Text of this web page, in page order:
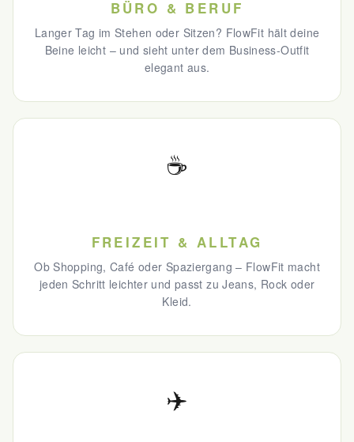
BÜRO & BERUF
Langer Tag im Stehen oder Sitzen? FlowFit hält deine
Beine leicht – und sieht unter dem Business-Outfit
elegant aus.
☕
FREIZEIT & ALLTAG
Ob Shopping, Café oder Spaziergang – FlowFit macht
jeden Schritt leichter und passt zu Jeans, Rock oder
Kleid.
✈️